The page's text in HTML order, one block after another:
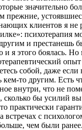
значительно
прежние,
клиентов я не
психотерапия
и престанешь
и я этого боялась.
собой, даже если
кем-то другим. Есть
внутри, что не
бы усилий
практически
встречах с
чем были ранее.